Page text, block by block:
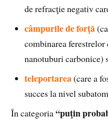
de refracţie negativ
câmpurile de forţă
combinarea
nanotuburi carbonice)
teleportarea(care a
succes la nivel
În categoria“puţin